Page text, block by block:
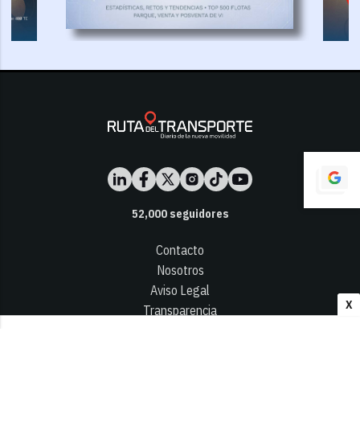
X
52,000seguidores
Contacto
Nosotros
Aviso Legal
Transparencia